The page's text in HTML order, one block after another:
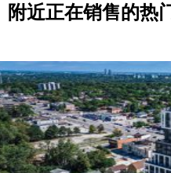
附近正在销售的热